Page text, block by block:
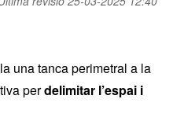
una tanca perimetral a la
perdelimitar l’espai i